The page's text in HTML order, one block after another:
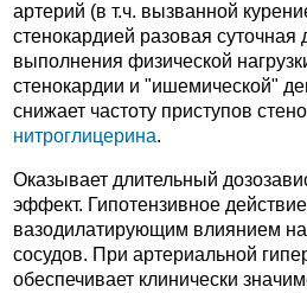
артерий (в т.ч. вызванной
стенокардией разовая суточная
выполнения физической
стенокардии и "ишемической"
снижает частоту приступов
нитроглицерина.
Оказывает длительный
эффект. Гипотензивное
вазодилатирующим влиянием
сосудов. При артериальной
обеспечивает клинически